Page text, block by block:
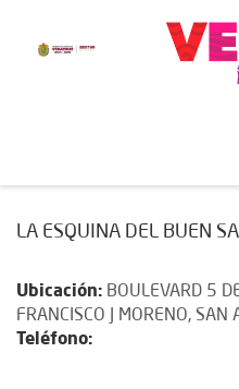
LA ESQUINA DEL BUEN
Ubicación: BOULEVARD 5
FRANCISCO J MORENO,
Teléfono: